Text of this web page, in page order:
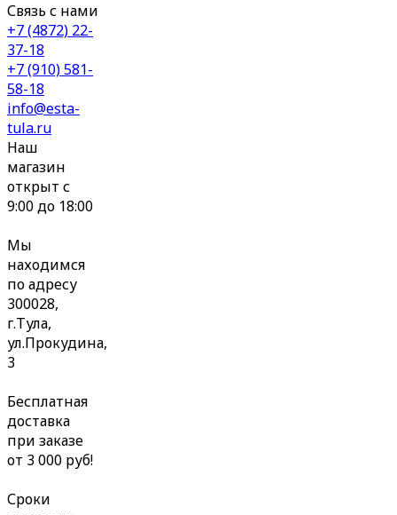
Связь с нами
+7 (4872) 22-
37-18
+7 (910) 581-
58-18
info@esta-
tula.ru
Наш
магазин
открыт с
9:00 до 18:00
Мы
находимся
по адресу
300028,
г.Тула,
ул.Прокудина,
3
Бесплатная
доставка
при заказе
от 3 000 руб!
Сроки